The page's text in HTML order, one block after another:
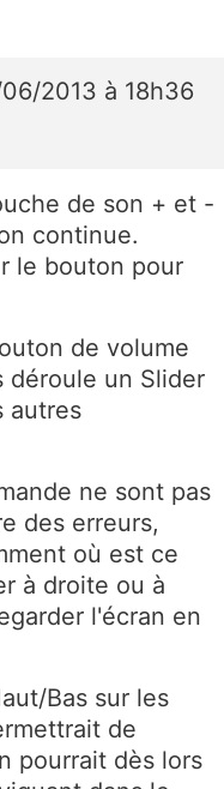
2013 à 18h36
de son + et -
continue.
le bouton pour
de volume
déroule un Slider
autres
ne sont pas
des erreurs,
où est ce
à droite ou à
l'écran en
Bas sur les
de
pourrait dès lors